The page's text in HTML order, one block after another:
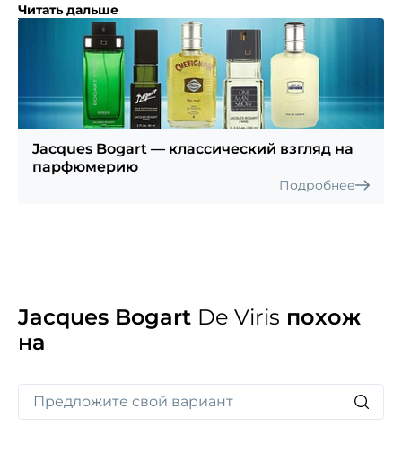
Изыск принадлежит к тем, которые прошли проверку
временем и, несмотря на солидный возраст, как
хорошие вина, лишь улучшаются в качестве.
Он адресован уверенным в себе, стильным
мужчинам, которые ведут активный динамичный
образ жизни. Скучный однообразный офис — совсем
не их стихия, они любят дышать полной грудью.
Читать дальше
Jacques Bogart — классический взгляд на
парфюмерию
Подробнее
Jacques Bogart De Viris похож
на